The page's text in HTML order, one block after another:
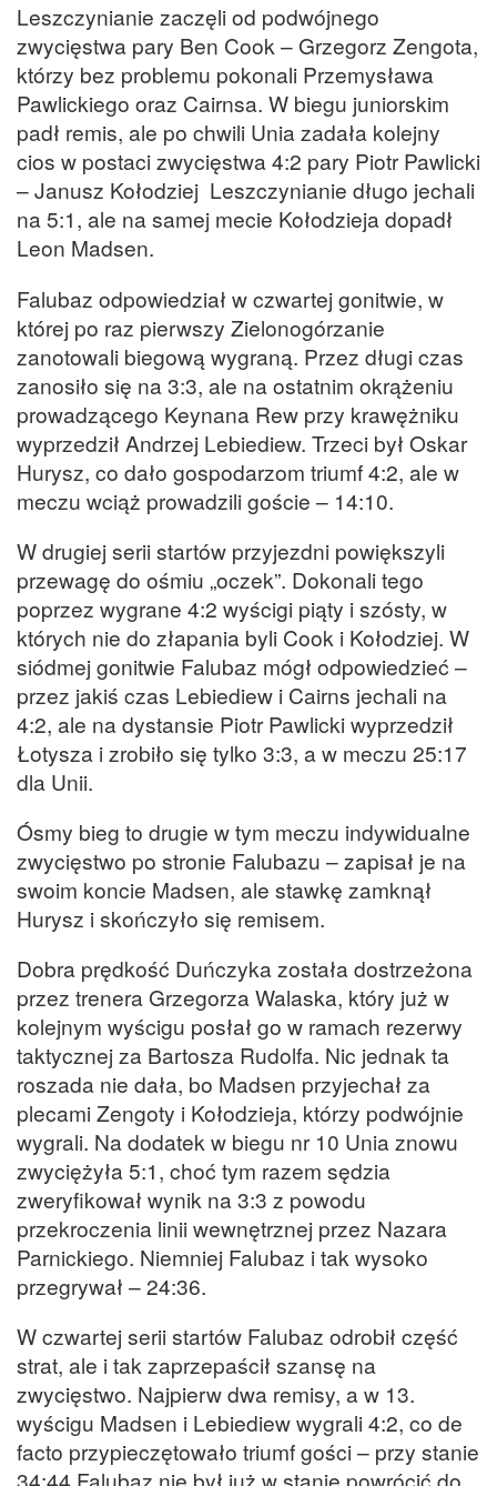
Leszczynianie zaczęli od podwójnego
zwycięstwa pary Ben Cook – Grzegorz Zengota,
którzy bez problemu pokonali Przemysława
Pawlickiego oraz Cairnsa. W biegu juniorskim
padł remis, ale po chwili Unia zadała kolejny
cios w postaci zwycięstwa 4:2 pary Piotr Pawlicki
– Janusz Kołodziej Leszczynianie długo jechali
na 5:1, ale na samej mecie Kołodzieja dopadł
Leon Madsen.
Falubaz odpowiedział w czwartej gonitwie, w
której po raz pierwszy Zielonogórzanie
zanotowali biegową wygraną. Przez długi czas
zanosiło się na 3:3, ale na ostatnim okrążeniu
prowadzącego Keynana Rew przy krawężniku
wyprzedził Andrzej Lebiediew. Trzeci był Oskar
Hurysz, co dało gospodarzom triumf 4:2, ale w
meczu wciąż prowadzili goście – 14:10.
W drugiej serii startów przyjezdni powiększyli
przewagę do ośmiu „oczek”. Dokonali tego
poprzez wygrane 4:2 wyścigi piąty i szósty, w
których nie do złapania byli Cook i Kołodziej. W
siódmej gonitwie Falubaz mógł odpowiedzieć –
przez jakiś czas Lebiediew i Cairns jechali na
4:2, ale na dystansie Piotr Pawlicki wyprzedził
Łotysza i zrobiło się tylko 3:3, a w meczu 25:17
dla Unii.
Ósmy bieg to drugie w tym meczu indywidualne
zwycięstwo po stronie Falubazu – zapisał je na
swoim koncie Madsen, ale stawkę zamknął
Hurysz i skończyło się remisem.
Dobra prędkość Duńczyka została dostrzeżona
przez trenera Grzegorza Walaska, który już w
kolejnym wyścigu posłał go w ramach rezerwy
taktycznej za Bartosza Rudolfa. Nic jednak ta
roszada nie dała, bo Madsen przyjechał za
plecami Zengoty i Kołodzieja, którzy podwójnie
wygrali. Na dodatek w biegu nr 10 Unia znowu
zwyciężyła 5:1, choć tym razem sędzia
zweryfikował wynik na 3:3 z powodu
przekroczenia linii wewnętrznej przez Nazara
Parnickiego. Niemniej Falubaz i tak wysoko
przegrywał – 24:36.
W czwartej serii startów Falubaz odrobił część
strat, ale i tak zaprzepaścił szansę na
zwycięstwo. Najpierw dwa remisy, a w 13.
wyścigu Madsen i Lebiediew wygrali 4:2, co de
facto przypieczętowało triumf gości – przy stanie